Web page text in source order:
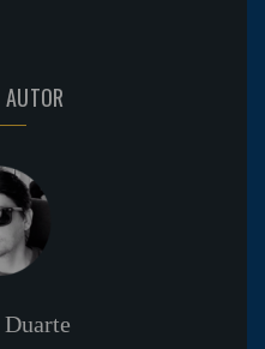
AUTOR